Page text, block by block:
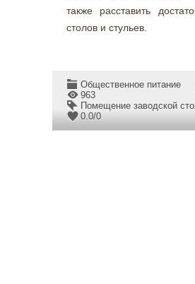
также расставить
столов и стульев.
Общественное питание
963
Помещение заводской
0.0/0